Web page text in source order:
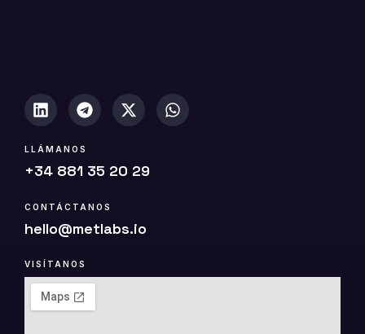
LLÁMANOS
+34 881 35 20 29
CONTÁCTANOS
hello@metlabs.io
VISÍTANOS